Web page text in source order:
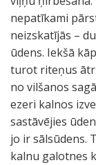
nepatīkami
neizskatījās –
ūdens. Iekšā
turot riteņus
no vilšanos
ezeri kalnos
sastāvējies
jo ir sālsūdens.
kalnu galotnes